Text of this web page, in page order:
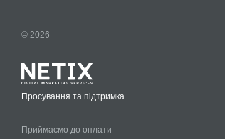
© 2026
Просування та підтримка
Приймаємо до оплати